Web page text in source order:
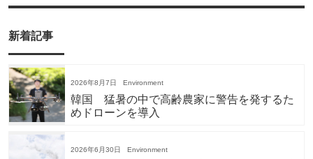
新着記事
2026年8月7日 Environment
韓国 猛暑の中で高齢農家に警告を発するた
めドローンを導入
2026年6月30日 Environment